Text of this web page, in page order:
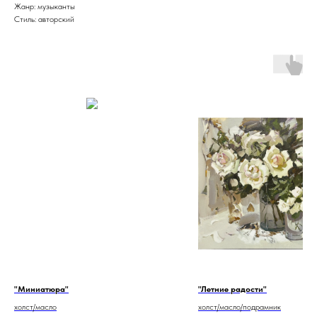
Жанр: музыканты
Стиль: авторский
"Миниатюра"
холст/масло
"Летние радости"
холст/масло/подрамник